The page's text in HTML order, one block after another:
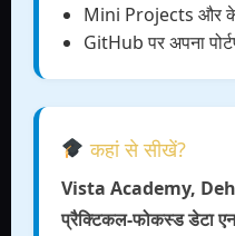
Mini Projects और
GitHub पर अपना
कहां से सीखें?
Vista Academy,
प्रैक्टिकल-फोकस्ड डेटा